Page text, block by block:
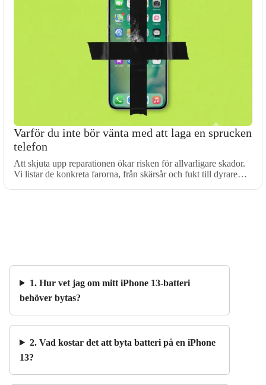
Varför du inte bör vänta med att laga en sprucken
telefon
Att skjuta upp reparationen ökar risken för allvarligare skador.
Vi listar de konkreta farorna, från skärsår och fukt till dyrare…
1. Hur vet jag om mitt iPhone 13-batteri
behöver bytas?
2. Vad kostar det att byta batteri på en iPhone
13?